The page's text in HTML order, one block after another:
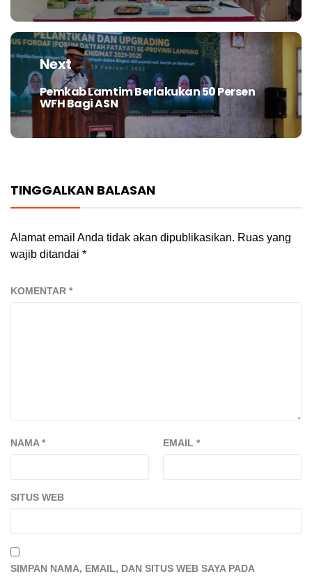
Next
Next
post:
Pemkab Lamtim Berlakukan 50 Persen
WFH Bagi ASN
TINGGALKAN BALASAN
Alamat email Anda tidak akan dipublikasikan. Ruas yang
wajib ditandai *
KOMENTAR *
NAMA* EMAIL *
SITUS WEB
SIMPAN NAMA, EMAIL, DAN SITUS WEB SAYA PADA